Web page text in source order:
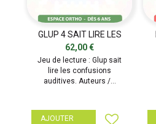
GLUP 4 SAIT LIRE LES
CONFUSIONS AUDITIVES
62,00 €
Jeu de lecture : Glup sait
lire les confusions
auditives. Auteurs /...
AJOUTER